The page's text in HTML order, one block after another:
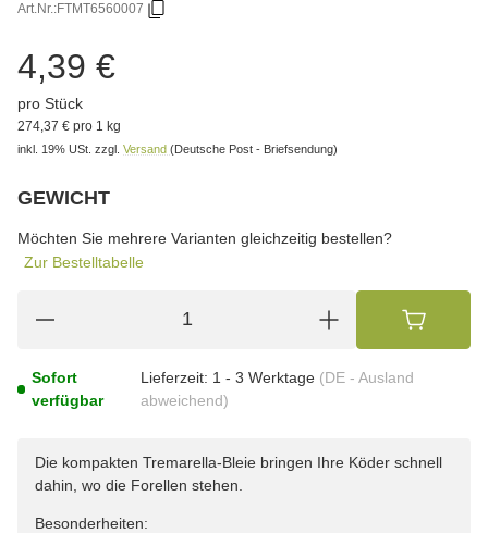
Art.Nr.:FTMT6560007
4,39 €
pro Stück
274,37 € pro 1 kg
inkl. 19% USt. zzgl. Versand (Deutsche Post - Briefsendung)
GEWICHT
Möchten Sie mehrere Varianten gleichzeitig bestellen?
Zur Bestelltabelle
Sofort
verfügbar
Lieferzeit: 1 - 3 Werktage (DE - Ausland
abweichend)
Die kompakten Tremarella-Bleie bringen Ihre Köder schnell
dahin, wo die Forellen stehen.
Besonderheiten: